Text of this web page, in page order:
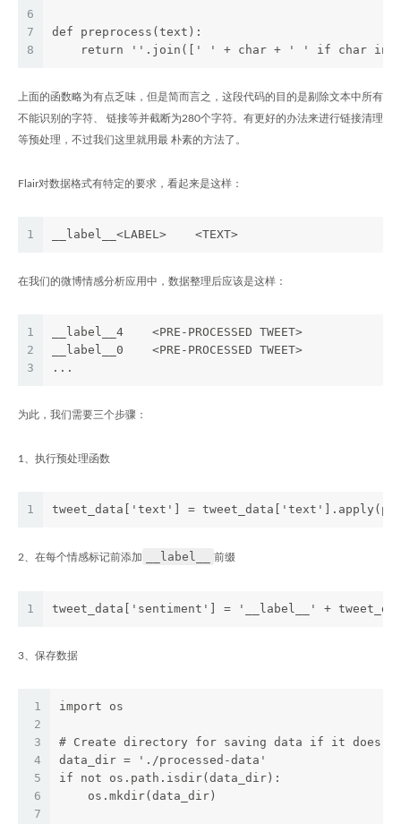
6
7
8
def preprocess(text):
return ''.join([' ' + char + ' ' if char in
上面的函数略为有点乏味，但是简而言之，这段代码的目的是剔除文本中所有
不能识别的字符、 链接等并截断为280个字符。有更好的办法来进行链接清理
等预处理，不过我们这里就用最 朴素的方法了。
Flair对数据格式有特定的要求，看起来是这样：
1 __label__<LABEL>    <TEXT>
在我们的微博情感分析应用中，数据整理后应该是这样：
1
2
3
__label__4    <PRE-PROCESSED TWEET>
__label__0    <PRE-PROCESSED TWEET>
...
为此，我们需要三个步骤：
1、执行预处理函数
1 tweet_data['text'] =
2、在每个情感标记前添加 __label__ 前缀
1 tweet_data['sentiment'] = '__label__' +
3、保存数据
1
2
3
4
5
6
7
import os
# Create directory for saving data if it does
data_dir = './processed-data'
if not os.path.isdir(data_dir):
    os.mkdir(data_dir)